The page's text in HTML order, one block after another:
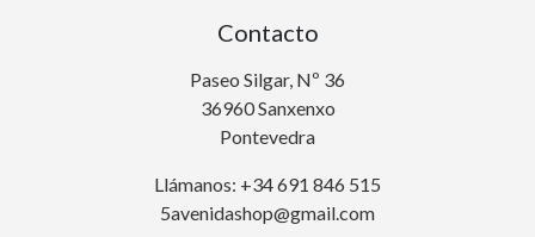
Contacto
Paseo Silgar, Nº 36
36960 Sanxenxo
Pontevedra
Llámanos: +34 691 846 515
5avenidashop@gmail.com